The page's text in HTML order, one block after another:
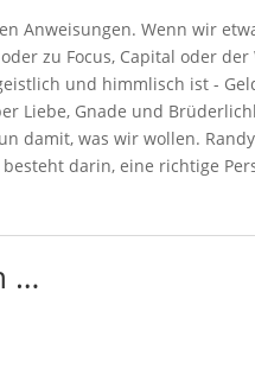
Anweisungen. Wenn wir
zu Focus, Capital oder
und himmlisch ist -
Liebe, Gnade und
damit, was wir wollen.
darin, eine richtige
…